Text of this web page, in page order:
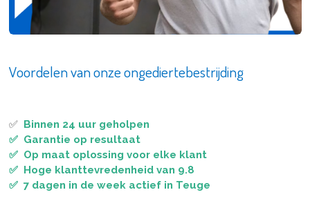
Voordelen van onze ongediertebestrijding
✅Binnen 24 uur geholpen
✅ Garantie op resultaat
✅ Op maat oplossing voor elke klant
✅ Hoge klanttevredenheid van 9.8
✅ 7 dagen in de week actief in Teuge